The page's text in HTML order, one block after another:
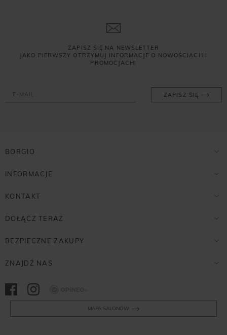
ZAPISZ SIĘ NA NEWSLETTER
JAKO PIERWSZY OTRZYMUJ INFORMACJE O NOWOŚCIACH I
PROMOCJACH!
ZAPISZ SIĘ
BORGIO
INFORMACJE
KONTAKT
DOŁĄCZ TERAZ
BEZPIECZNE ZAKUPY
ZNAJDŹ NAS
MAPA SALONÓW